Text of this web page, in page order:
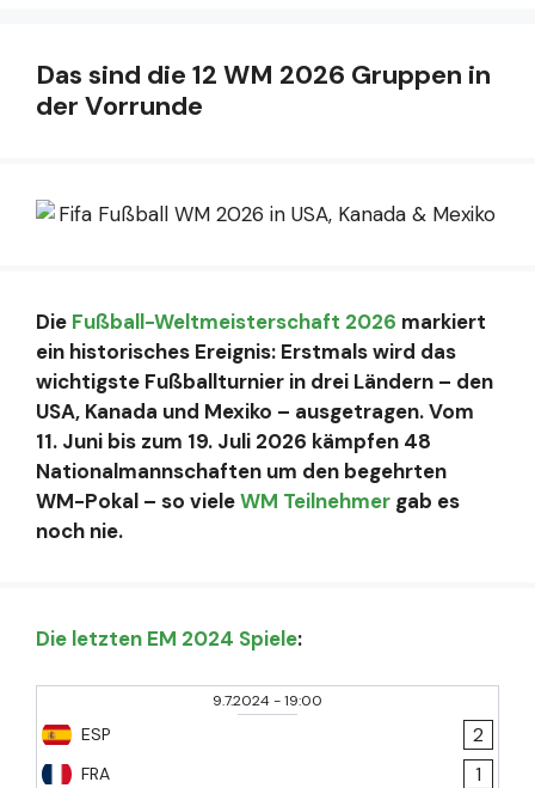
Das sind die 12 WM 2026 Gruppen in
der Vorrunde
Die Fußball-Weltmeisterschaft 2026 markiert
ein historisches Ereignis: Erstmals wird das
wichtigste Fußballturnier in drei Ländern – den
USA, Kanada und Mexiko – ausgetragen. Vom
11. Juni bis zum 19. Juli 2026 kämpfen 48
Nationalmannschaften um den begehrten
WM-Pokal – so vieleWM Teilnehmer gab es
noch nie.
Die letzten EM 2024 Spiele:
9.7.2024-19:00
ESP
FRA
2
1